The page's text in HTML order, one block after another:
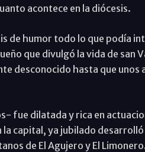
acontece en la diócesis.
de humor todo lo que podía
que divulgó la vida de san
desconocido hasta que unos
fue dilatada y rica en
capital, ya jubilado desarrolló
de El Agujero y El